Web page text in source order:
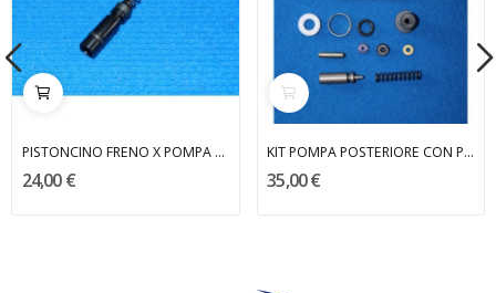
PISTONCINO FRENO X POMPA 259117
24,00 €
KIT POMPA POSTERIORE CON PISTONCINO TX 311 APRILIA
35,00 €